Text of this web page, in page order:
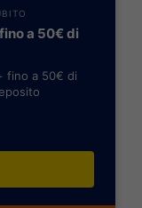
a 50€ di
fino a 50€ di